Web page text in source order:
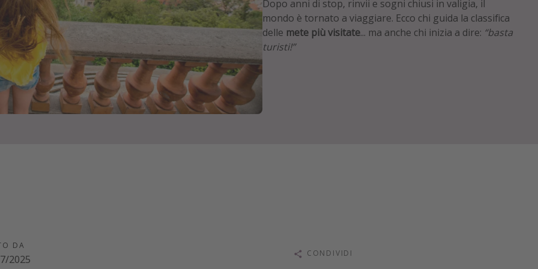
Dopo anni di stop, rinvii e sogni chiusi in valigia, il
mondo è tornato a viaggiare. Ecco chi guida la classifica
delle mete più visitate... ma anche chi inizia a dire: “basta
turisti!”
DA
2025 CONDIVIDI